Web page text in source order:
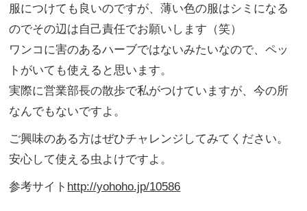
服につけても良いのですが、薄い色の服はシミになる
のでその辺は自己責任でお願いします（笑）
ワンコに害のあるハーブではないみたいなので、ペッ
トがいても使えると思います。
実際に営業部長の散歩で私がつけていますが、今の所
なんでもないですよ。
ご興味のある方はぜひチャレンジしてみてください。
安心して使える虫よけですよ。
参考サイト http://yohoho.jp/10586